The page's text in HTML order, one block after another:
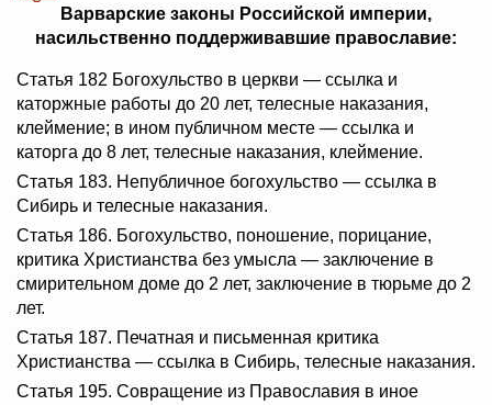
Варварские законы Российской империи,
насильственно поддерживавшие православие:
Статья 182 Богохульство в церкви — ссылка и
каторжные работы до 20 лет, телесные наказания,
клеймение; в ином публичном месте — ссылка и
каторга до 8 лет, телесные наказания, клеймение.
Статья 183. Непубличное богохульство — ссылка в
Сибирь и телесные наказания.
Статья 186. Богохульство, поношение, порицание,
критика Христианства без умысла — заключение в
смирительном доме до 2 лет, заключение в тюрьме до 2
лет.
Статья 187. Печатная и письменная критика
Христианства — ссылка в Сибирь, телесные наказания.
Статья 195. Совращение из Православия в иное